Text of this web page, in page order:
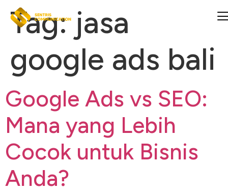
Tag:jasa
google ads bali
Google Ads vs SEO:
Mana yang Lebih
Cocok untuk Bisnis
Anda?